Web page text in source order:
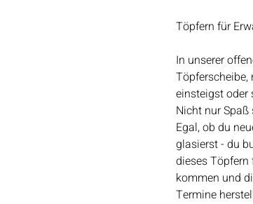
Töpfern für
In unserer
einsteigst oder
Nicht nur
Egal, ob du
glasierst - du
dieses
kommen und
Termine